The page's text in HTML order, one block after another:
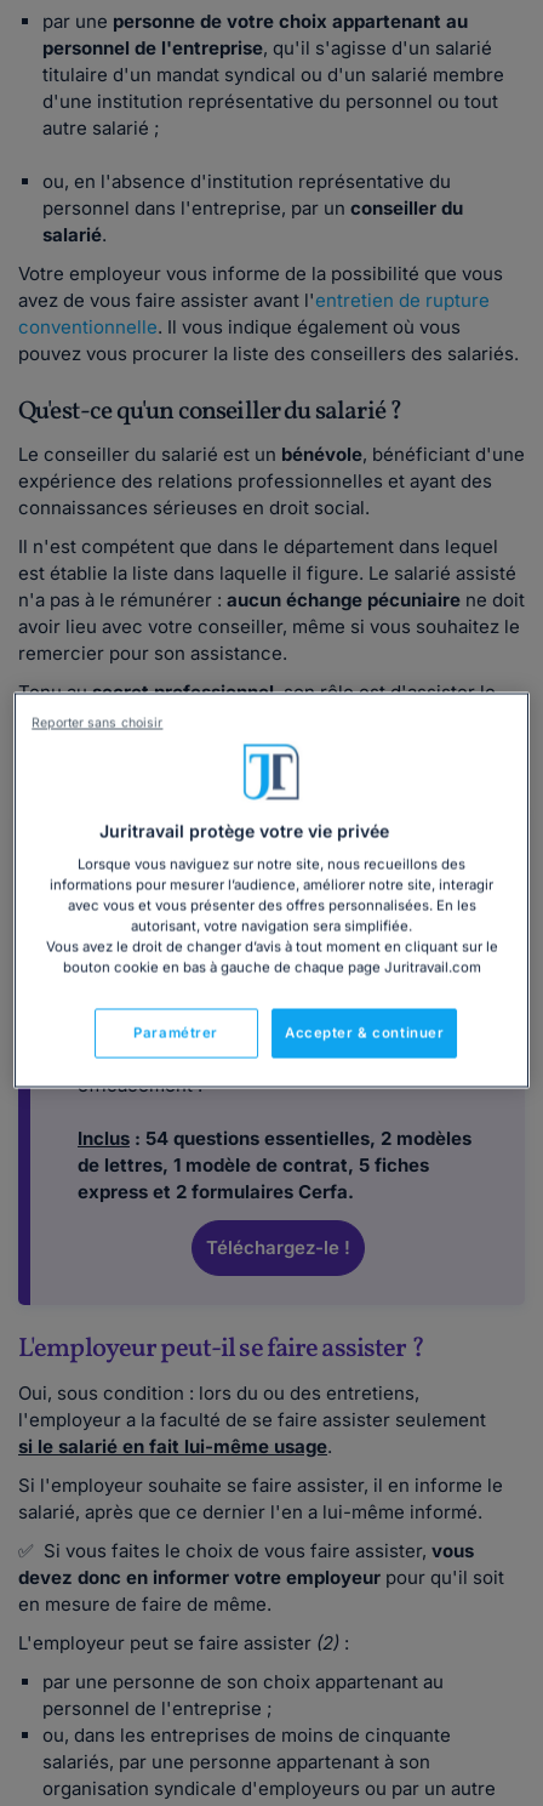
par une personne de votre choix appartenant au
personnel de l'entreprise, qu'il s'agisse d'un salarié
titulaire d'un mandat syndical ou d'un salarié membre
d'une institution représentative du personnel ou tout
autre salarié ;
ou, en l'absence d'institution représentative du
personnel dans l'entreprise, par un conseiller du
salarié.
Votre employeur vous informe de la possibilité que vous
avez de vous faire assister avant l'entretien de rupture
conventionnelle. Il vous indique également où vous
pouvez vous procurer la liste des conseillers des salariés.
Qu'est-ce qu'un conseiller du salarié ?
Le conseiller du salarié est un bénévole, bénéficiant d'une
expérience des relations professionnelles et ayant des
connaissances sérieuses en droit social.
Il n'est compétent que dans le département dans lequel
est établie la liste dans laquelle il figure. Le salarié assisté
n'a pas à le rémunérer : aucun échange pécuniaire ne doit
avoir lieu avec votre conseiller, même si vous souhaitez le
remercier pour son assistance.
Tenu ausecret professionnel, son rôle est d'assister le
salarié seulement pendant le déroulé du ou des
entretien(s) de la procédure, afin de concilier les parties
Tout savoir sur la rupture
Découvrez la procédure de la rupture
conventionnelle afin de l'appréhender
efficacement !
Inclus : 54 questions essentielles, 2 modèles
de lettres, 1 modèle de contrat, 5 fiches
express et 2 formulaires Cerfa.
Téléchargez-le !
L'employeur peut-il se faire assister ?
Oui, sous condition : lors du ou des entretiens,
l'employeur a la faculté de se faire assister seulement
si le salarié en fait lui-même usage.
Si l'employeur souhaite se faire assister, il en informe le
salarié, après que ce dernier l'en a lui-même informé.
✅ Si vous faites le choix de vous faire assister, vous
devez donc en informer votre employeur pour qu'il soit
en mesure de faire de même.
L'employeur peut se faire assister (2) :
par une personne de son choix appartenant au
personnel de l'entreprise ;
ou, dans les entreprises de moins de cinquante
salariés, par une personne appartenant à son
organisation syndicale d'employeurs ou par un autre
Juritravail protège votre vie privée
Lorsque vous naviguez sur notre site, nous recueillons des
informations pour mesurer l’audience, améliorer notre site, interagir
avec vous et vous présenter des offres personnalisées. En les
autorisant, votre navigation sera simplifiée.
Vous avez le droit de changer d’avis à tout moment en cliquant sur le
bouton cookie en bas à gauche de chaque page Juritravail.com
Accepter & continuer
Paramétrer
Reporter sans choisir